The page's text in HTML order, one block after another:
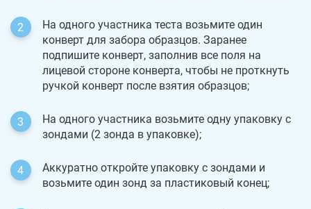
На одного участника теста возьмите один
конверт для забора образцов. Заранее
подпишите конверт, заполнив все поля на
лицевой стороне конверта, чтобы не проткнуть
ручкой конверт после взятия образцов;
На одного участника возьмите одну упаковку с
зондами (2 зонда в упаковке);
Аккуратно откройте упаковку с зондами и
возьмите один зонд за пластиковый конец;